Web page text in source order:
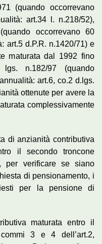
(quando occorrevano
art.34 l. n.218/52),
occorrevano 60
art.5 d.P.R. n.1420/71) e
maturata dal 1992 fino
n.182/97 (quando
art.6, co.2 d.lgs.
ottenute per avere la
complessivamente
di anzianità contributiva
il secondo troncone
per verificare se siano
di pensionamento, i
per la pensione di
maturata entro il
3 e 4 dell’art.2,